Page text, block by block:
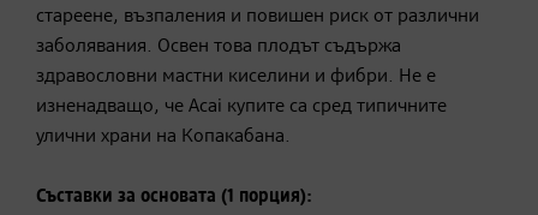
стареене, възпаления и повишен риск от различни
заболявания. Освен това плодът съдържа
здравословни мастни киселини и фибри. Не е
изненадващо, че Acai купите са сред типичните
улични храни на Копакабана.
Съставки за основата (1 порция):